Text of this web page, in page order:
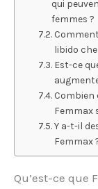
qui
femmes ?
libido
Est-ce
Combien
Femmax
Y a-t-il
Femmax
Qu’est-ce que